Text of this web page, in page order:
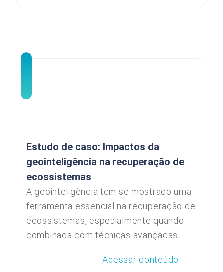
Estudo de caso: Impactos da
geointeligência na recuperação de
ecossistemas
A geointeligência tem se mostrado uma
ferramenta essencial na recuperação de
ecossistemas, especialmente quando
combinada com técnicas avançadas...
Acessar conteúdo